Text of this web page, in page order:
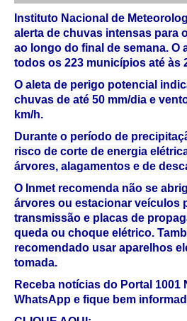
Instituto Nacional de
alerta de chuvas intensas para
ao longo do final de semana. O
todos os 223 municípios até às
O aleta de perigo potencial
chuvas de até 50 mm/dia e
km/h.
Durante o período de
risco de corte de energia
árvores, alagamentos e de
O Inmet recomenda não se
árvores ou estacionar veículos
transmissão e placas de
queda ou choque elétrico.
recomendado usar aparelhos
tomada.
Receba notícias do Portal 1001
WhatsApp e fique bem